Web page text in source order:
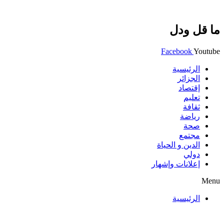
ما قل ودل
FacebookYoutube
الرئيسية
الجزائر
إقتصاد
تعليم
ثقافة
رياضة
صحة
مجتمع
الدين و الحياة
دولي
إعلانات وإشهار
Menu
الرئيسية